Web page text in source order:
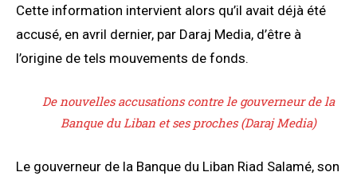
Cette information intervient alors qu’il avait déjà été
accusé, en avril dernier, par Daraj Media, d’être à
l’origine de tels mouvements de fonds.
De nouvelles accusations contre le gouverneur de la
Banque du Liban et ses proches (Daraj Media)
Le gouverneur de la Banque du Liban Riad Salamé, son